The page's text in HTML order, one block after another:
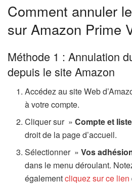
Comment annuler
sur Amazon Prime
Méthode 1 : Annulation
depuis le site Amazon
Accédez au site Web
à votre compte.
Cliquer sur »Compte et
droit de la page d’accueil.
Sélectionner »Vos
dans le menu déroulant.
égalementcliquez sur ce lien